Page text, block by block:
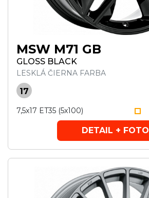
MSW M71 GB
GLOSS BLACK
LESKLÁ ČIERNA FARBA
17
7,5x17 ET35 (5x100)
DETAIL + FOTO